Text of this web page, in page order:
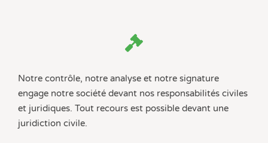
Notre contrôle, notre analyse et notre signature
engage notre société devant nos responsabilités civiles
et juridiques. Tout recours est possible devant une
juridiction civile.